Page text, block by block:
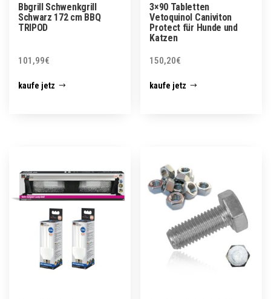
Bbgrill Schwenkgrill
Schwarz 172 cm BBQ
TRIPOD
101,99€
kaufe jetz
3×90 Tabletten
Vetoquinol Caniviton
Protect für Hunde und
Katzen
150,20€
kaufe jetz